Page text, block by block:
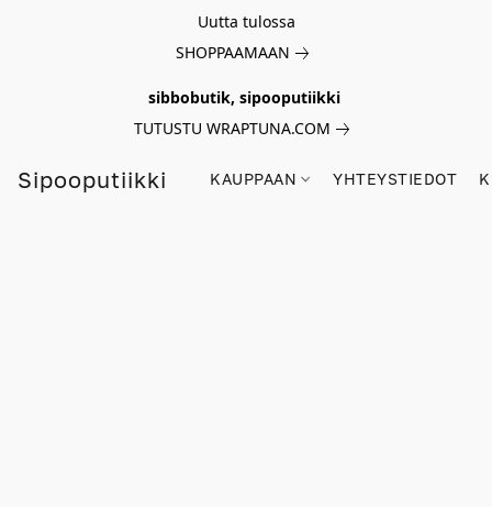
Uutta tulossa
SHOPPAAMAAN
sibbobutik, sipooputiikki
TUTUSTU WRAPTUNA.COM
Sipooputiikki KAUPPAAN YHTEYSTIEDOT